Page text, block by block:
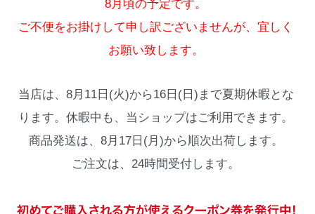
8月頃の予定です。
ご不便をお掛けして申し訳ございませんが、宜しく
お願い致します。
当店は、8月11日(火)から16日(日)まで夏期休暇とな
ります。休暇中も、当ショップはご利用できます。
商品発送は、8月17日(月)から順次出荷します。
ご注文は、24時間受付します。